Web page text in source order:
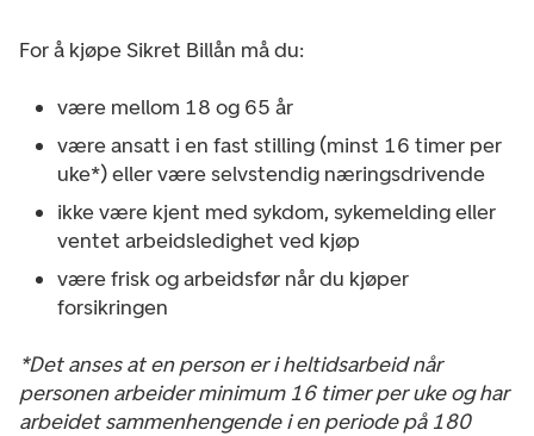
For å kjøpe Sikret Billån må du:
være mellom 18 og 65 år
være ansatt i en fast stilling (minst 16 timer per
uke*) eller være selvstendig næringsdrivende
ikke være kjent med sykdom, sykemelding eller
ventet arbeidsledighet ved kjøp
være frisk og arbeidsfør når du kjøper
forsikringen
*Det anses at en person er i heltidsarbeid når
personen arbeider minimum 16 timer per uke og har
arbeidet sammenhengende i en periode på 180